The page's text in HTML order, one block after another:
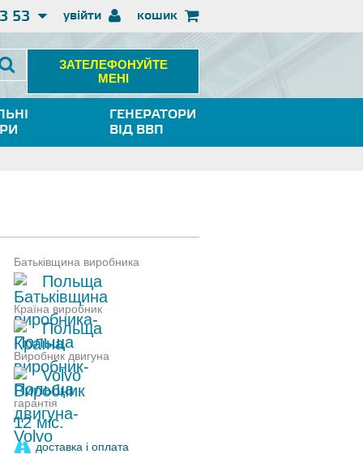
увійти
53 кошик
ЗАТЕЛЕФОНУЙТЕ
МЕНІ
ГЕНЕРАТОРИ
ВІД ВВП
Батьківщина виробника
Польща
Країна виробник
Польща
Виробник двигуна
Volvo
гарантія
12 міс.
доставка і оплата